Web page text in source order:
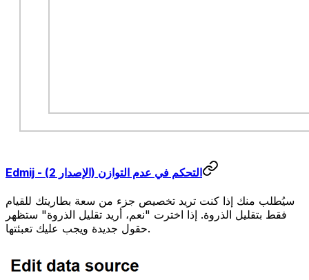
Edmij - التحكم في عدم التوازن (الإصدار 2)
سيُطلب منك إذا كنت تريد تخصيص جزء من سعة بطاريتك للقيام
فقط بتقليل الذروة. إذا اخترت "نعم، أريد تقليل الذروة" ستظهر
حقول جديدة ويجب عليك تعبئتها.